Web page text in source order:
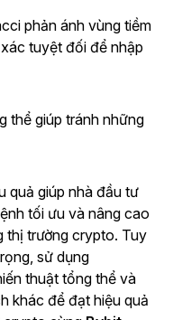
phản ánh vùng tiềm
tuyệt đối để nhập
thể giúp tránh những
quả giúp nhà đầu tư
tối ưu và nâng cao
thị trường crypto. Tuy
sử dụng
thuật tổng thể và
khác để đạt hiệu quả